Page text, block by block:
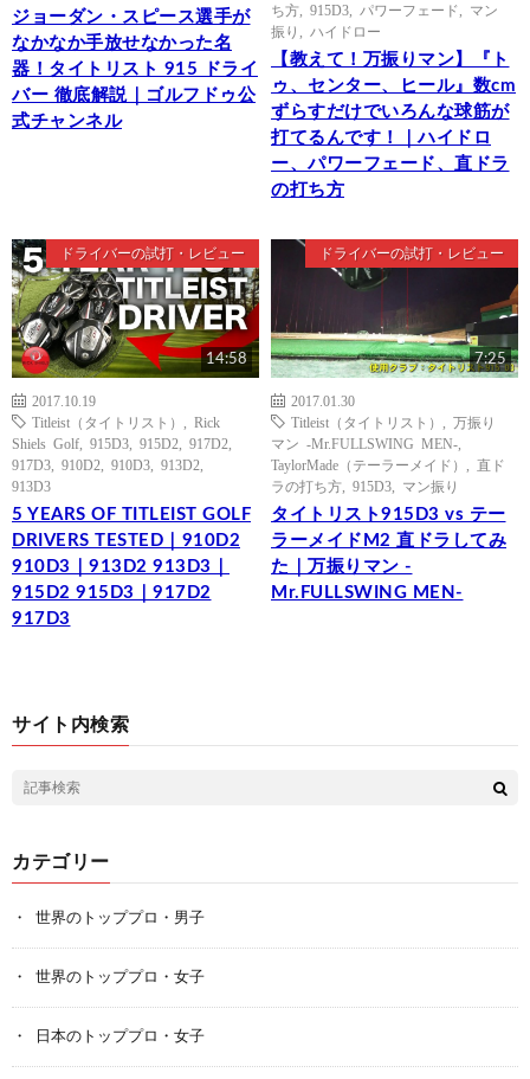
ジョーダン・スピース選手が
なかなか手放せなかった名
器！タイトリスト 915 ドライ
バー 徹底解説｜ゴルフドゥ公
式チャンネル
ち方
915D3 パワーフェード
マン
振り
ハイドロー
【教えて！万振りマン】『ト
ゥ、センター、ヒール』数cm
ずらすだけでいろんな球筋が
打てるんです！｜ハイドロ
ー、パワーフェード、直ドラ
の打ち方
ドライバーの試打・レビュー
14:58
2017.10.19
Titleist（タイトリスト）
Rick
Shiels Golf
915D3 915D2 917D2
917D3
910D2 910D3 913D2
913D3
5 YEARS OF TITLEIST GOLF
DRIVERS TESTED｜910D2
910D3｜913D2 913D3｜
915D2 915D3｜917D2
917D3
ドライバーの試打・レビュー
7:25
2017.01.30
Titleist（タイトリスト）
万振り
マン -Mr.FULLSWING MEN-
TaylorMade（テーラーメイド）
直ド
ラの打ち方
915D3 マン振り
タイトリスト915D3 vs テー
ラーメイドM2 直ドラしてみ
た｜万振りマン -
Mr.FULLSWING MEN-
サイト内検索
カテゴリー
世界のトッププロ・男子
世界のトッププロ・女子
日本のトッププロ・女子